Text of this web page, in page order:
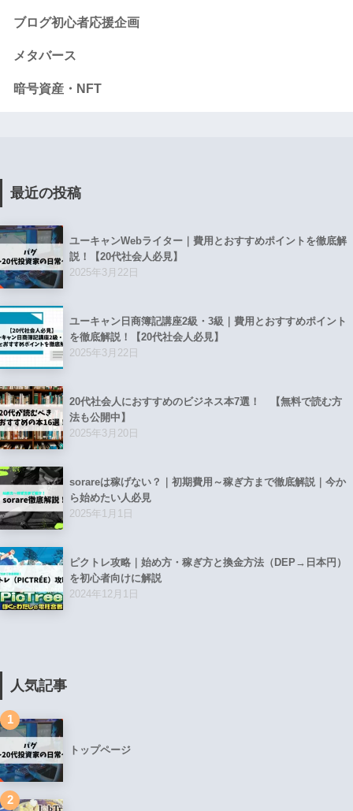
ブログ初心者応援企画
メタバース
暗号資産・NFT
最近の投稿
ユーキャンWebライター｜費用とおすすめポイントを徹底解
説！【20代社会人必見】
2025年3月22日
ユーキャン日商簿記講座2級・3級｜費用とおすすめポイント
を徹底解説！【20代社会人必見】
2025年3月22日
20代社会人におすすめのビジネス本7選！ 【無料で読む方
法も公開中】
2025年3月20日
sorareは稼げない？｜初期費用～稼ぎ方まで徹底解説｜今か
ら始めたい人必見
2025年1月1日
ピクトレ攻略｜始め方・稼ぎ方と換金方法（DEP→日本円）
を初心者向けに解説
2024年12月1日
人気記事
1
トップページ
2